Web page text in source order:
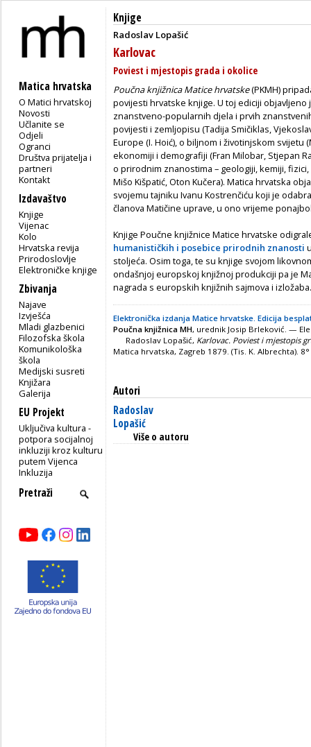
Matica hrvatska
O Matici hrvatskoj
Novosti
Učlanite se
Odjeli
Ogranci
Društva prijatelja i
partneri
Kontakt
Izdavaštvo
Knjige
Vijenac
Kolo
Hrvatska revija
Prirodoslovlje
Elektroničke knjige
Zbivanja
Najave
Izvješća
Mladi glazbenici
Filozofska škola
Komunikološka
škola
Medijski susreti
Knjižara
Galerija
EU Projekt
Uključiva kultura -
potpora socijalnoj
inkluziji kroz kulturu
putem Vijenca
Inkluzija
Knjige
Radoslav Lopašić
Karlovac
Poviest i mjestopis grada i okolice
Poučna knjižnica Matice hrvatske(PKMH)
povijesti hrvatske knjige. U toj ediciji objavljeno
znanstveno-popularnih djela i prvih
povijesti i zemljopisu (Tadija Smičiklas,
Europe (I. Hoić), o biljnom i životinjskom svijetu
ekonomiji i demografiji (Fran Milobar, Stjepan
o prirodnim znanostima – geologiji, kemiji,
Mišo Kišpatić, Oton Kučera). Matica hrvatska
svojemu tajniku Ivanu Kostrenčiću koji je
članova Matičine uprave, u ono vrijeme
Knjige Poučne knjižnice Matice hrvatske
humanističkih i posebice prirodnih znanosti
stoljeća. Osim toga, te su knjige svojom
ondašnjoj europskoj knjižnoj produkciji pa je
nagrada s europskih knjižnih sajmova i izložaba.
Elektronička izdanja Matice hrvatske. Edicija
Poučna knjižnica MH, urednik Josip Brleković. —
Radoslav Lopašić, Karlovac. Poviest i mjestopis
Matica hrvatska, Zagreb 1879. (Tis. K. Albrechta).
Autori
Radoslav
Lopašić
Više o autoru